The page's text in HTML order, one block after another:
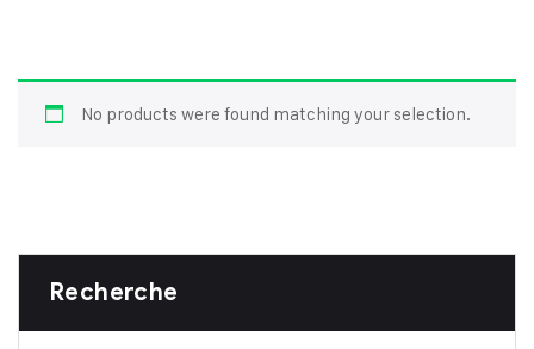
No products were found matching your selection.
Recherche